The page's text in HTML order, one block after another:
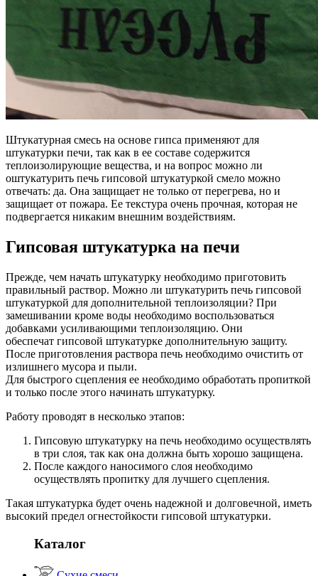
Штукатурная смесь на основе гипса применяют для
штукатурки печи, так как в ее составе содержится
теплоизолирующие вещества, и на вопрос можно ли
оштукатурить печь гипсовой штукатуркой смело можно
отвечать: да. Она защищает не только от перегрева, но и
защищает от пожара. Ее текстура очень прочная, которая не
подвергается никаким внешним воздействиям.
Гипсовая штукатурка на печи
Прежде, чем начать штукатурку необходимо приготовить
правильный раствор. Можно ли штукатурить печь гипсовой
штукатуркой для дополнительной теплоизоляции? При
замешивании кроме воды необходимо воспользоваться
добавками усиливающими теплоизоляцию. Они
обеспечат гипсовой штукатурке дополнительную защиту.
После приготовления раствора печь необходимо очистить от
излишнего мусора и пыли.
Для быстрого сцепления ее необходимо обработать пропиткой
и только после этого начинать штукатурку.
Работу проводят в несколько этапов:
Гипсовую штукатурку на печь необходимо осуществлять
в три слоя, так как она должна быть хорошо защищена.
После каждого наносимого слоя необходимо
осуществлять пропитку для лучшего сцепления.
Такая штукатурка будет очень надежной и долговечной, иметь
высокий предел огнестойкости гипсовой штукатурки.
Каталог